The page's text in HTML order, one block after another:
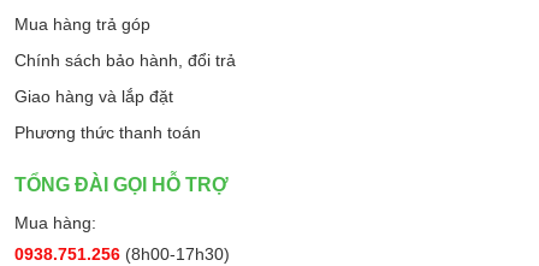
Mua hàng trả góp
Chính sách bảo hành, đổi trả
Giao hàng và lắp đặt
Phương thức thanh toán
TỔNG ĐÀI GỌI HỖ TRỢ
Mua hàng:
0938.751.256 (8h00-17h30)